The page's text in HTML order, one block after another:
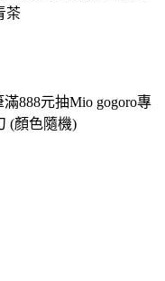
茶
888元抽Mio gogoro專
(顏色隨機)